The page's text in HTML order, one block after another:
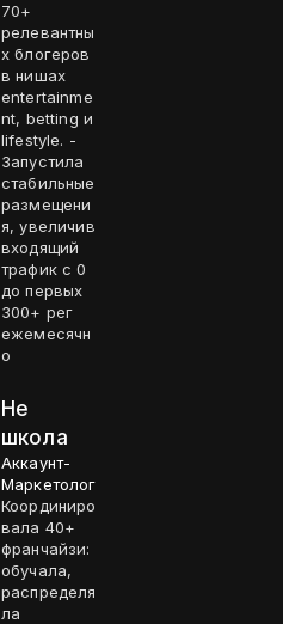
70+
релевантны
х блогеров
в нишах
entertainme
nt, betting и
lifestyle. -
Запустила
стабильные
размещени
я, увеличив
входящий
трафик с 0
до первых
300+ рег
ежемесячн
о
Не
школа
Аккаунт-
Маркетолог
Координиро
вала 40+
франчайзи:
обучала,
распределя
ла